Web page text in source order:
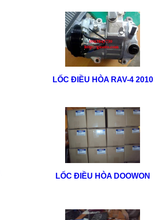
LỐC ĐIỀU HÒA RAV-4 2010
LỐC ĐIỀU HÒA DOOWON